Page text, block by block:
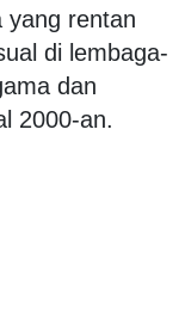
yang rentan
di lembaga-
dan
2000-an.